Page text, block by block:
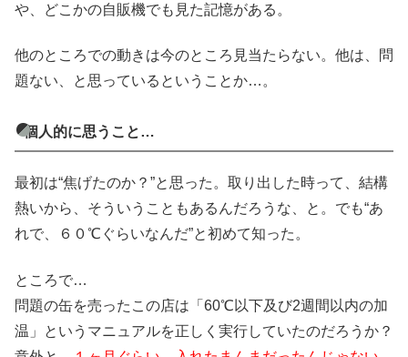
や、どこかの自販機でも見た記憶がある。
他のところでの動きは今のところ見当たらない。他は、問
題ない、と思っているということか…。
個人的に思うこと…
最初は“焦げたのか？”と思った。取り出した時って、結構
熱いから、そういうこともあるんだろうな、と。でも“あ
れで、６０℃ぐらいなんだ”と初めて知った。
ところで…
問題の缶を売ったこの店は「60℃以下及び2週間以内の加
温」というマニュアルを正しく実行していたのだろうか？